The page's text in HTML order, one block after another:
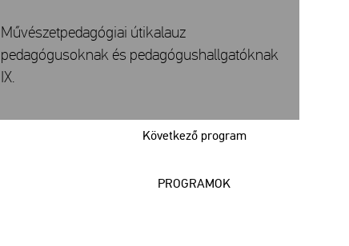
Következő program
Művészetpedagógiai útikalauz
pedagógusoknak és pedagógushallgatóknak
IX.
PROGRAMOK